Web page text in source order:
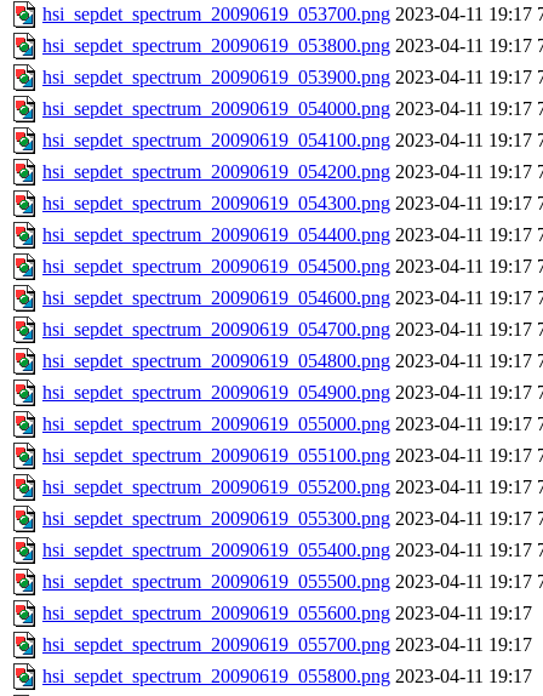
hsi_sepdet_spectrum_20090619_053700.png 2023-04-11 19:17
hsi_sepdet_spectrum_20090619_053800.png 2023-04-11 19:17
hsi_sepdet_spectrum_20090619_053900.png 2023-04-11 19:17
hsi_sepdet_spectrum_20090619_054000.png 2023-04-11 19:17
hsi_sepdet_spectrum_20090619_054100.png 2023-04-11 19:17
hsi_sepdet_spectrum_20090619_054200.png 2023-04-11 19:17
hsi_sepdet_spectrum_20090619_054300.png 2023-04-11 19:17
hsi_sepdet_spectrum_20090619_054400.png 2023-04-11 19:17
hsi_sepdet_spectrum_20090619_054500.png 2023-04-11 19:17
hsi_sepdet_spectrum_20090619_054600.png 2023-04-11 19:17
hsi_sepdet_spectrum_20090619_054700.png 2023-04-11 19:17
hsi_sepdet_spectrum_20090619_054800.png 2023-04-11 19:17
hsi_sepdet_spectrum_20090619_054900.png 2023-04-11 19:17
hsi_sepdet_spectrum_20090619_055000.png 2023-04-11 19:17
hsi_sepdet_spectrum_20090619_055100.png 2023-04-11 19:17
hsi_sepdet_spectrum_20090619_055200.png 2023-04-11 19:17
hsi_sepdet_spectrum_20090619_055300.png 2023-04-11 19:17
hsi_sepdet_spectrum_20090619_055400.png 2023-04-11 19:17
hsi_sepdet_spectrum_20090619_055500.png 2023-04-11 19:17
hsi_sepdet_spectrum_20090619_055600.png 2023-04-11 19:17
hsi_sepdet_spectrum_20090619_055700.png 2023-04-11 19:17
hsi_sepdet_spectrum_20090619_055800.png 2023-04-11 19:17